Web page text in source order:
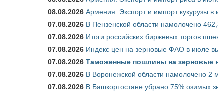
08.08.2026 Армения: Экспорт и импорт кукурузы в
07.08.2026 В Пензенской области намолочено
07.08.2026 Итоги российских биржевых торгов
07.08.2026 Индекс цен на зерновые ФАО в июле
07.08.2026 Таможенные пошлины на зерновые
07.08.2026 В Воронежской области намолочено 2
07.08.2026 В Башкортостане убрано 75% озимых